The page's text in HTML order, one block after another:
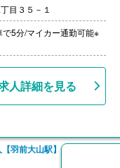
※前年度実績
円/月）
円）※前年度実績
目３５－１
5分/マイカー通勤可能※
人詳細を見る
羽前大山駅】